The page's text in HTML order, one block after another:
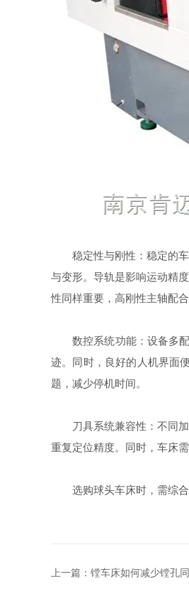
稳定性与刚性：稳定的车
与变形。导轨是影响运动精
性同样重要，高刚性主轴配
数控系统功能：设备多配
迹。同时，良好的人机界面
题，减少停机时间。
刀具系统兼容性：不同加
重复定位精度。同时，车床
选购球头车床时，需综合
上一篇： 镗车床如何减少镗孔